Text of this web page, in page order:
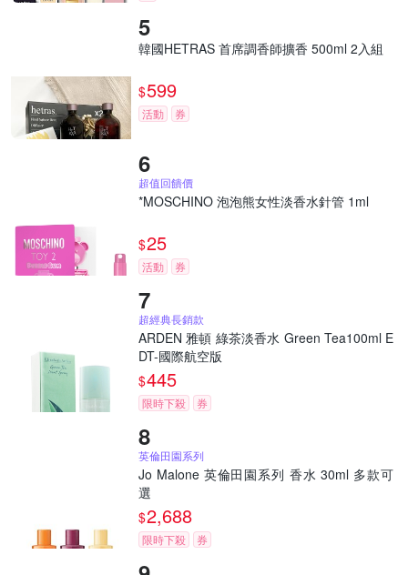
韓國HETRAS 首席調香師擴香 500ml 2入組
$599
活動 券
超值回饋價
*MOSCHINO 泡泡熊女性淡香水針管 1ml
$25
活動 券
超經典長銷款
ARDEN 雅頓 綠茶淡香水 Green Tea100ml E
DT-國際航空版
$445
限時下殺 券
英倫田園系列
Jo Malone 英倫田園系列 香水 30ml 多款可
選
$2,688
限時下殺 券